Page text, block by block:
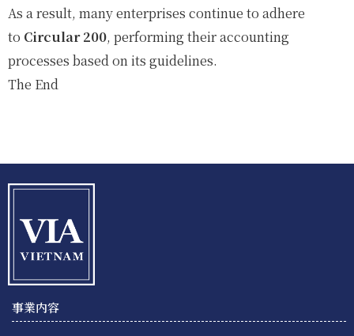
As a result, many enterprises continue to adhere
to Circular 200, performing their accounting
processes based on its guidelines.
The End
事業内容